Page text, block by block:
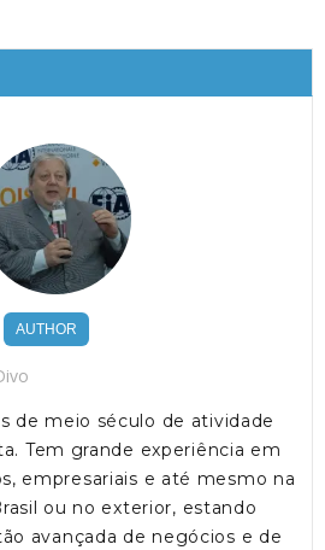
AUTHOR
de meio século de atividade
Tem grande experiência em
empresariais e até mesmo na
ou no exterior, estando
avançada de negócios e de